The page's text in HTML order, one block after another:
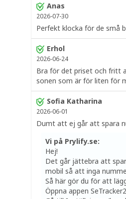
Anas
2026-07-30
Perfekt klocka för de små
Erhol
2026-06-24
Bra för det priset och fritt
sonen som är för liten för
Sofia Katharina
2026-06-01
Dumt att ej går att spara
Vi på Prylify.se:
Hej!
Det går jättebra att
mobil så att inga
Så här gör du för att
Öppna appen